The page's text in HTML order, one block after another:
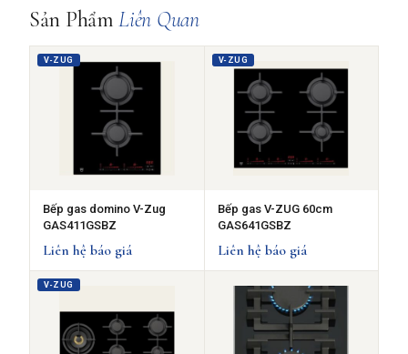
Sản PhẩmLiên Quan
V-ZUG
Bếp gas domino V-Zug
GAS411GSBZ
Liên hệ báo giá
V-ZUG
Bếp gas V-ZUG 60cm
GAS641GSBZ
Liên hệ báo giá
V-ZUG